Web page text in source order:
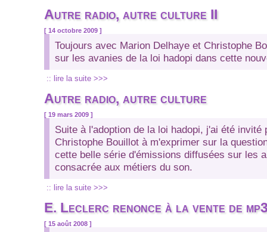
Autre radio, autre culture II
[ 14 octobre 2009 ]
Toujours avec Marion Delhaye et Christophe
sur les avanies de la loi hadopi dans cette
:: lire la suite >>>
Autre radio, autre culture
[ 19 mars 2009 ]
Suite à l'adoption de la loi hadopi, j'ai été invité
Christophe Bouillot à m'exprimer sur la
cette belle série d'émissions diffusées sur les
consacrée aux métiers du son.
:: lire la suite >>>
E. Leclerc renonce à la vente de
[ 15 août 2008 ]